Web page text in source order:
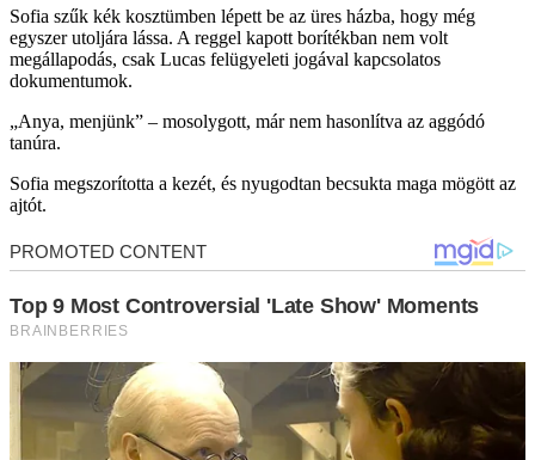
Sofia szűk kék kosztümben lépett be az üres házba, hogy még
egyszer utoljára lássa. A reggel kapott borítékban nem volt
megállapodás, csak Lucas felügyeleti jogával kapcsolatos
dokumentumok.
„Anya, menjünk” – mosolygott, már nem hasonlítva az aggódó
tanúra.
Sofia megszorította a kezét, és nyugodtan becsukta maga mögött az
ajtót.